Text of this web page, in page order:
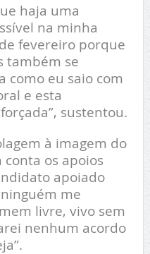
haja uma
na minha
fevereiro porque
também se
como eu saio com
e esta
sustentou.
à imagem do
os apoios
apoiado
me
livre, vivo sem
nenhum acordo